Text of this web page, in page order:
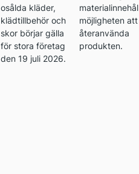
osålda kläder,
klädtillbehör och
skor börjar gälla
för stora företag
den 19 juli 2026.
möjligheten att
återanvända
produkten.